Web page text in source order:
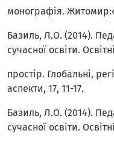
монографія.
Базиль, Л.О. (2014).
сучасної освіти.
простір. Глобальні,
аспекти, 17, 11-17.
Базиль, Л.О. (2014).
сучасної освіти.